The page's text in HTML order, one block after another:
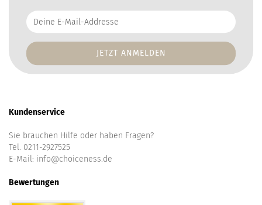
Deine
E-
Addresse
Kundenservice
Sie brauchen Hilfe oder haben Fragen?
Tel. 0211-2927525
E-Mail: info@choiceness.de
Bewertungen